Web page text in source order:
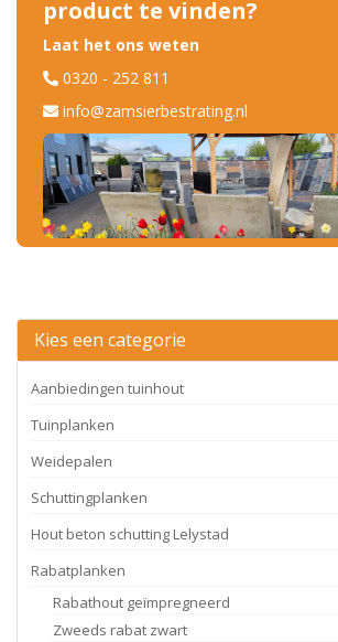
Kies een categorie
Aanbiedingen tuinhout
Tuinplanken
Weidepalen
Schuttingplanken
Hout beton schutting Lelystad
Rabatplanken
Rabathout geïmpregneerd
Zweeds rabat zwart
product te vinden?
Laat het ons weten
0320 - 252 811
info@zamsierbestrating.nl